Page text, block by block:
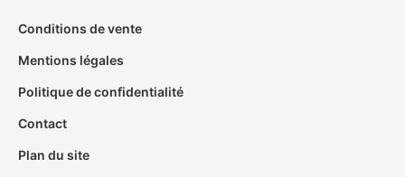
Conditions de vente
Mentions légales
Politique de confidentialité
Contact
Plan du site